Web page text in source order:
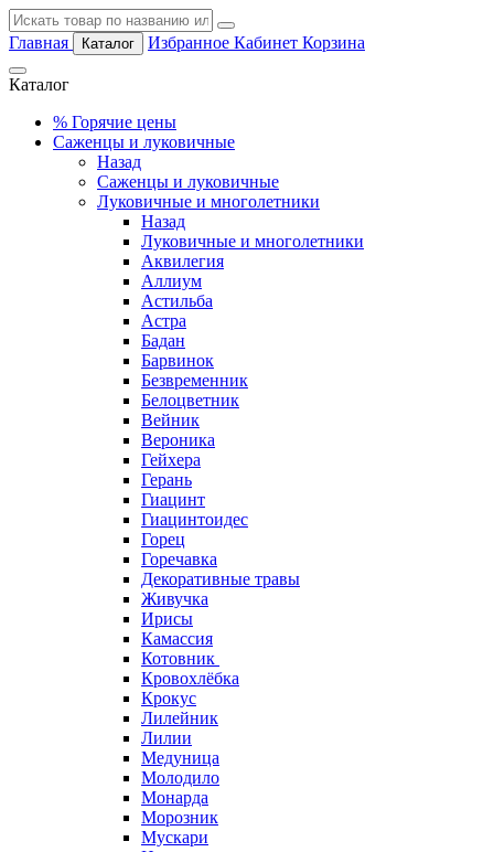
Главная Каталог Избранное Кабинет Корзина
Каталог
% Горячие цены
Саженцы и луковичные
Назад
Саженцы и луковичные
Луковичные и многолетники
Назад
Луковичные и многолетники
Аквилегия
Аллиум
Астильба
Астра
Бадан
Барвинок
Безвременник
Белоцветник
Вейник
Вероника
Гейхера
Герань
Гиацинт
Гиацинтоидес
Горец
Горечавка
Декоративные травы
Живучка
Ирисы
Камассия
Котовник
Кровохлёбка
Крокус
Лилейник
Лилии
Медуница
Молодило
Монарда
Морозник
Мускари